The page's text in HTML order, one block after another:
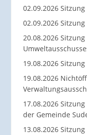
02.09.2026
02.09.2026
20.08.2026
19.08.2026
19.08.2026
17.08.2026
der Gemeinde
13.08.2026